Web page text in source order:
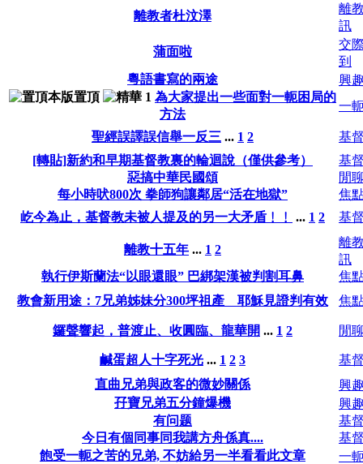
離教者杜汶澤
離
訊
蒲面啦
交
到
粵語書寫的兩途
興
為大家提出一些面對一軛困局的
方法
一
聖經誤譯誤信舉一反三 ... 1 2
基
[轉貼]新約和早期基督教裏的輪迴說（僅供參考）
基
惡搞中華民國頌
閒
每小時吠800次 拳師狗讓鄰居“活在地獄”
焦
屹今為止，基督教未被人提及的另一大矛盾﹗﹗
... 1 2 基
離教十五年 ... 1 2
離
訊
執行伊斯蘭法“以眼還眼” 巴綁架漢被判割耳鼻
焦
教會新用途：7兄弟姊妹分300坪祖產 耶穌見證判有效
焦
鑼聲響起，普渡止、收圓臨、龍華開 ... 1 2 閒
鹹蛋超人十字死光 ... 1 2 3
基
直曲兄弟與政客的微妙關係
興
孖寶兄弟五分鐘爆機
興
有问题
基
今日有個同事同我講方舟係真....
基
飽受一軛之苦的兄弟, 不妨給另一半看看此文章
一